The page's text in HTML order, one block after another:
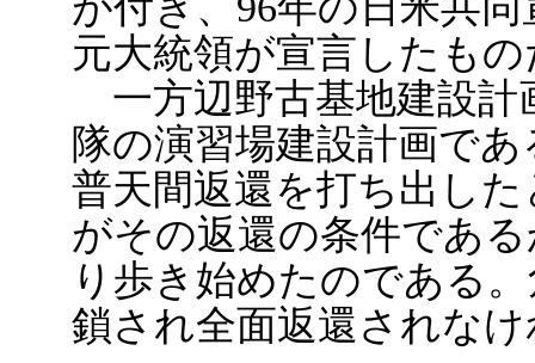
元大統領が宣言したもの
一方辺野古基地建設計
隊の演習場建設計画で
普天間返還を打ち出し
がその返還の条件であ
り歩き始めたのである
鎖され全面返還されな